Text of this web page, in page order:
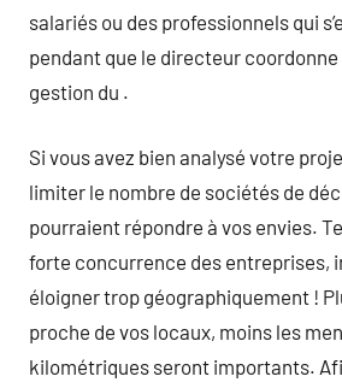
salariés ou des professionnels qui
pendant que le directeur coordonne
gestion du .
Si vous avez bien analysé votre
limiter le nombre de sociétés de
pourraient répondre à vos envies.
forte concurrence des entreprises,
éloigner trop géographiquement !
proche de vos locaux, moins les
kilométriques seront importants.